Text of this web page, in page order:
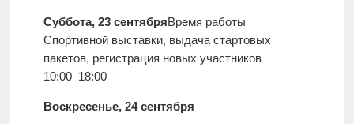
Суббота, 23 сентябряВремя работы
Спортивной выставки, выдача стартовых
пакетов, регистрация новых участников
10:00–18:00
Воскресенье, 24 сентября